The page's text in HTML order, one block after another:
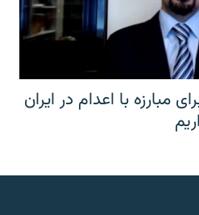
مبارزه با اعدام در ایران